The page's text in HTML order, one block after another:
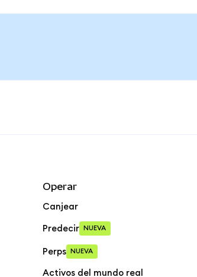
Operar
Canjear
Predecir NUEVA
Perps NUEVA
Activos del mundo real